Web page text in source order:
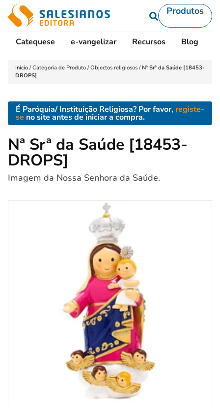
Produtos
Catequese e-vangelizar Recursos Blog
Início /Categoria de Produto /Objectos religiosos /Nª Srª da Saúde [18453-
DROPS]
É Paróquia/ Instituição Religiosa? Por favor, registe-
se no site antes de iniciar a compra.
Nª Srª da Saúde [18453-
DROPS]
Imagem da Nossa Senhora da Saúde.